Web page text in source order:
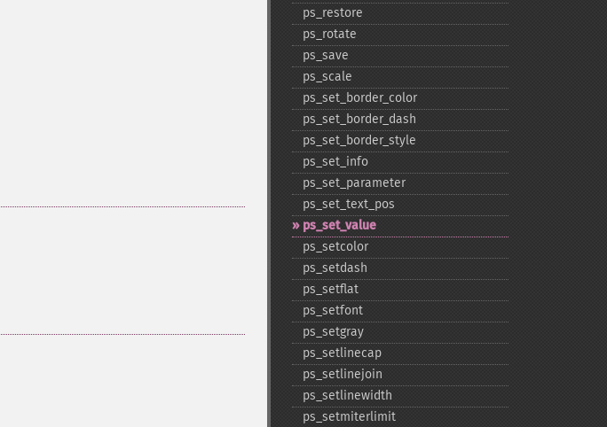
ps_​restore
ps_​rotate
ps_​save
ps_​scale
ps_​set_​border_​color
ps_​set_​border_​dash
ps_​set_​border_​style
ps_​set_​info
ps_​set_​parameter
ps_​set_​text_​pos
ps_​set_​value
ps_​setcolor
ps_​setdash
ps_​setflat
ps_​setfont
ps_​setgray
ps_​setlinecap
ps_​setlinejoin
ps_​setlinewidth
ps_​setmiterlimit